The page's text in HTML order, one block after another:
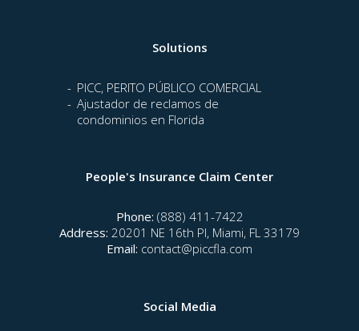
People's Insurance Claim Center
Phone: (888) 411-7422
Address: 20201 NE 16th Pl, Miami, FL 33179
Email: contact@piccfla.com
Solutions
PICC, PERITO PÚBLICO COMERCIAL
Ajustador de reclamos de
condominios en Florida
Social Media